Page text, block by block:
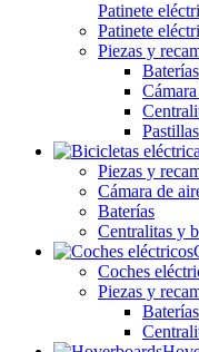
Patinete
Patinete
Piezas y
Baterías
Piezas y
Cámara de
Baterías
Centralitas y
Coches
Piezas y
Baterías